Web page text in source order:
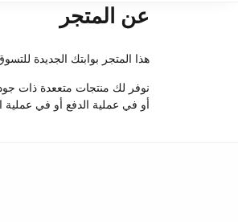
عن المتجر
هذا المتجر بوابتك الجديدة
نوفر لك منتجات متععدة ذات
أو في عملية الدفع أو في